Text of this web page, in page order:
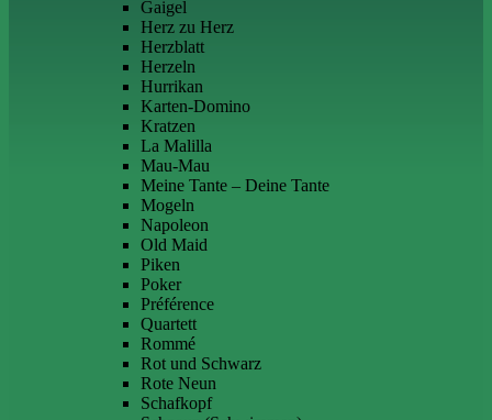
Gaigel
Herz zu Herz
Herzblatt
Herzeln
Hurrikan
Karten-Domino
Kratzen
La Malilla
Mau-Mau
Meine Tante – Deine Tante
Mogeln
Napoleon
Old Maid
Piken
Poker
Préférence
Quartett
Rommé
Rot und Schwarz
Rote Neun
Schafkopf